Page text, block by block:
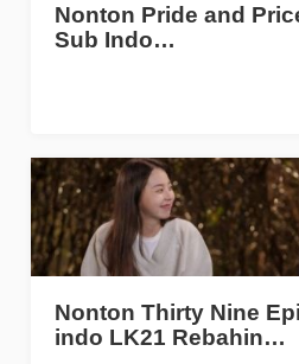
Nonton Pride and
Sub Indo…
Nonton Thirty Nine
indo LK21 Rebahin…